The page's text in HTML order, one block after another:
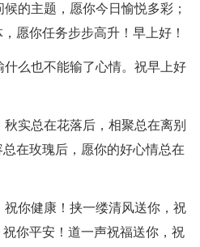
的主题，愿你今日愉悦多彩；
愿你任务步步高升！早上好！
么也不能输了心情。祝早上好
实总在花落后，相聚总在离别
在玫瑰后，愿你的好心情总在
你健康！挟一缕清风送你，祝
你平安！道一声祝福送你，祝